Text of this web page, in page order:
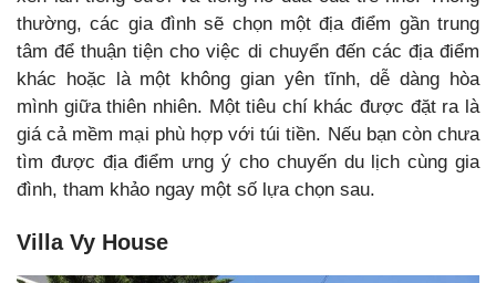
thường, các gia đình sẽ chọn một địa điểm gần trung
tâm để thuận tiện cho việc di chuyển đến các địa điểm
khác hoặc là một không gian yên tĩnh, dễ dàng hòa
mình giữa thiên nhiên. Một tiêu chí khác được đặt ra là
giá cả mềm mại phù hợp với túi tiền. Nếu bạn còn chưa
tìm được địa điểm ưng ý cho chuyến du lịch cùng gia
đình, tham khảo ngay một số lựa chọn sau.
Villa Vy House